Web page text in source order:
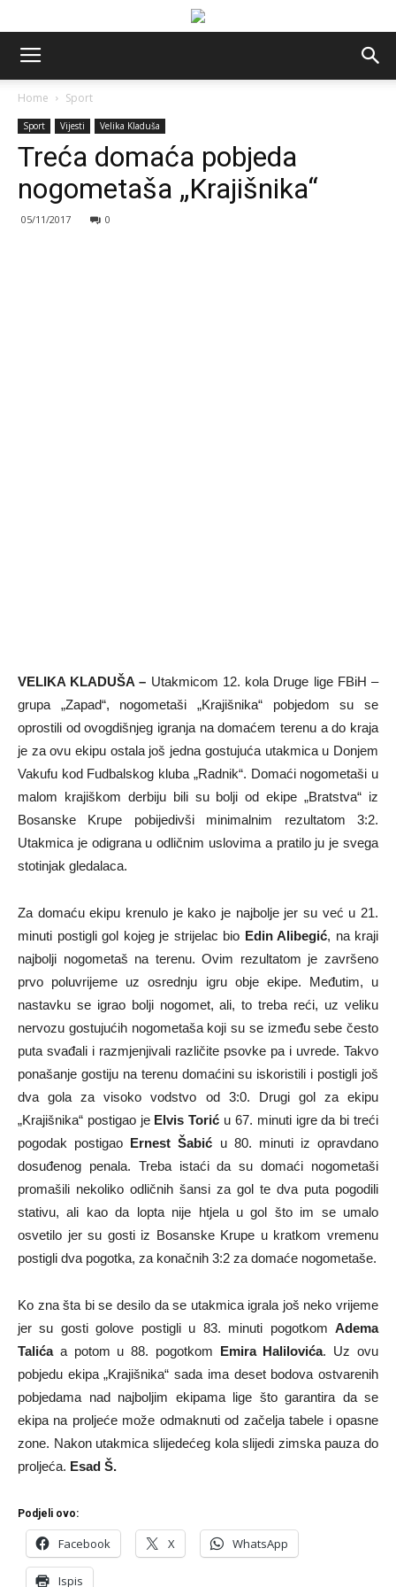
Home Sport
Sport Vijesti Velika Kladuša
Treća domaća pobjeda
nogometaša „Krajišnika“
05/11/2017 0
VELIKA KLADUŠA – Utakmicom 12. kola Druge lige FBiH –
grupa „Zapad“, nogometaši „Krajišnika“ pobjedom su se
oprostili od ovogdišnjeg igranja na domaćem terenu a do kraja
je za ovu ekipu ostala još jedna gostujuća utakmica u Donjem
Vakufu kod Fudbalskog kluba „Radnik“. Domaći nogometaši u
malom krajiškom derbiju bili su bolji od ekipe „Bratstva“ iz
Bosanske Krupe pobijedivši minimalnim rezultatom 3:2.
Utakmica je odigrana u odličnim uslovima a pratilo ju je svega
stotinjak gledalaca.
Za domaću ekipu krenulo je kako je najbolje jer su već u 21.
minuti postigli gol kojeg je strijelac bio Edin Alibegić, na kraji
najbolji nogometaš na terenu. Ovim rezultatom je završeno
prvo poluvrijeme uz osrednju igru obje ekipe. Međutim, u
nastavku se igrao bolji nogomet, ali, to treba reći, uz veliku
nervozu gostujućih nogometaša koji su se između sebe često
puta svađali i razmjenjivali različite psovke pa i uvrede. Takvo
ponašanje gostiju na terenu domaćini su iskoristili i postigli još
dva gola za visoko vodstvo od 3:0. Drugi gol za ekipu
„Krajišnika“ postigao je Elvis Torić u 67. minuti igre da bi treći
pogodak postigao Ernest Šabić u 80. minuti iz opravdano
dosuđenog penala. Treba istaći da su domaći nogometaši
promašili nekoliko odličnih šansi za gol te dva puta pogodili
stativu, ali kao da lopta nije htjela u gol što im se umalo
osvetilo jer su gosti iz Bosanske Krupe u kratkom vremenu
postigli dva pogotka, za konačnih 3:2 za domaće nogometaše.
Ko zna šta bi se desilo da se utakmica igrala još neko vrijeme
jer su gosti golove postigli u 83. minuti pogotkom Adema
Talićaa potom u 88. pogotkom Emira Halilovića. Uz ovu
pobjedu ekipa „Krajišnika“ sada ima deset bodova ostvarenih
pobjedama nad najboljim ekipama lige što garantira da se
ekipa na proljeće može odmaknuti od začelja tabele i opasne
zone. Nakon utakmica slijedećeg kola slijedi zimska pauza do
proljeća. Esad Š.
Podjeli ovo:
Facebook X WhatsApp
Ispis